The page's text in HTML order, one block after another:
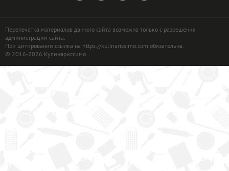
Перепечатка материалов данного сайта возможна только с разрешения
администрации сайта.
При цитировании ссылка на https://kulinarissimo.com обязательна.
© 2016-2026 Кулинариссимо